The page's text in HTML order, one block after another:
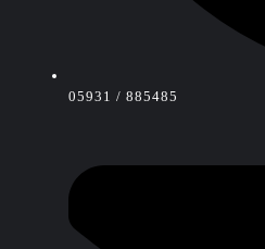
05931 / 885485